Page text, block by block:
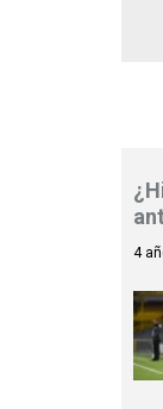
4